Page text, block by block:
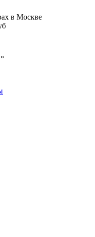
в Москве
»